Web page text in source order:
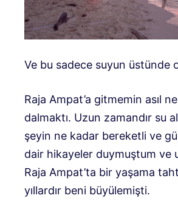
Ve bu sadece suyun üstünde
Raja Ampat’a gitmemin asıl
dalmaktı. Uzun zamandır su
şeyin ne kadar bereketli ve
dair hikayeler duymuştum ve
Raja Ampat’ta bir yaşama
yıllardır beni büyülemişti.